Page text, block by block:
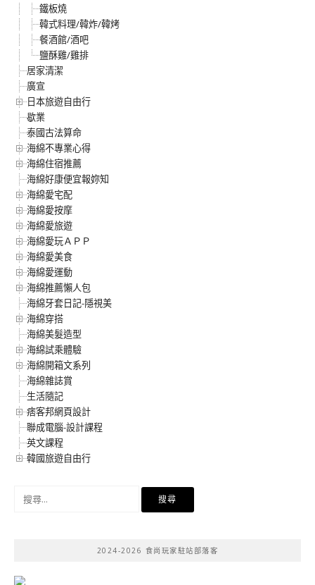
鐵板燒
韓式料理/韓炸/韓烤
餐酒館/酒吧
鹽酥雞/雞排
居家清潔
廣宣
日本旅遊自由行
歇業
泰國古法算命
海綿不專業心得
海綿住宿推薦
海綿好康便宜報妳知
海綿愛宅配
海綿愛按摩
海綿愛旅遊
海綿愛玩ＡＰＰ
海綿愛美食
海綿愛運動
海綿推薦懶人包
海綿牙套日記-隱視美
海綿穿搭
海綿美髮造型
海綿試乘體驗
海綿開箱文系列
海綿雜誌賞
生活隨記
痞客邦網頁設計
聯成電腦-設計課程
英文課程
韓國旅遊自由行
2024-2026 食尚玩家駐站部落客